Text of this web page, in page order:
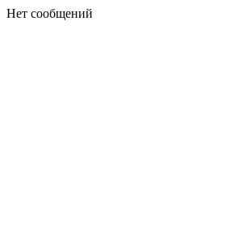
Нет сообщений